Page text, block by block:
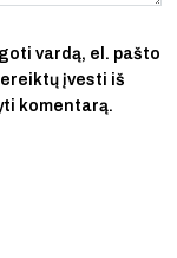
vardą, el. pašto
įvesti iš
komentarą.